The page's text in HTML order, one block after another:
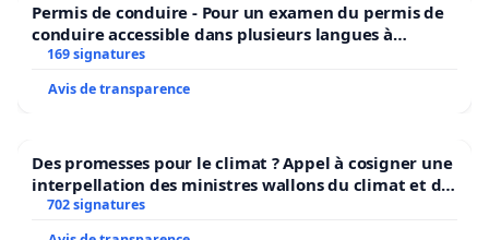
Permis de conduire - Pour un examen du permis de
conduire accessible dans plusieurs langues à
Bruxelles
169 signatures
Avis de transparence
Des promesses pour le climat ? Appel à cosigner une
interpellation des ministres wallons du climat et de
l’environnement.
702 signatures